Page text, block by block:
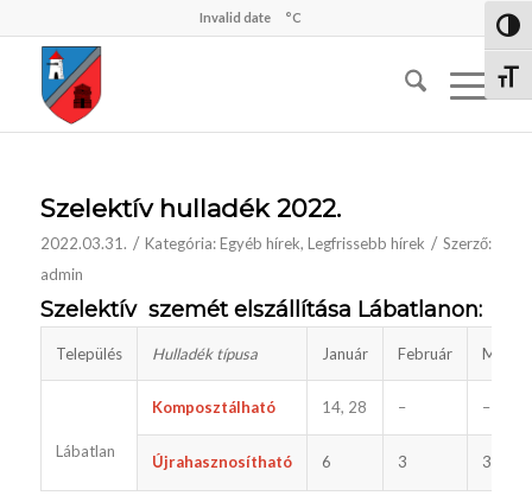
Invalid date °C
Szelektív hulladék 2022.
2022.03.31. / Kategória:Egyéb hírek, Legfrissebb hírek / Szerző:
admin
Szelektív szemét elszállítása Lábatlanon:
Település Hulladék típusa Január Február
Lábatlan
Komposztálható 14, 28 – –
Újrahasznosítható 6 3 3